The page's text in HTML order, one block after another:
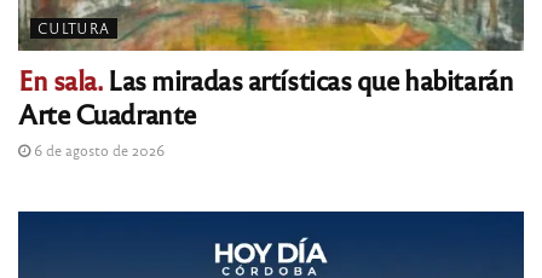
CULTURA
En sala.Las miradas artísticas que habitarán
Arte Cuadrante
6 de agosto de 2026